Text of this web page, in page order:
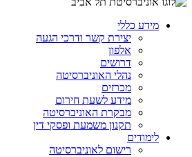
מידע כללי
יצירת קשר ודרכי הגעה
אלפון
דרושים
נהלי האוניברסיטה
מכרזים
מידע לשעת חירום
מבקרת האוניברסיטה
תקנון משמעת ופסקי דין
לימודים
רישום לאוניברסיטה